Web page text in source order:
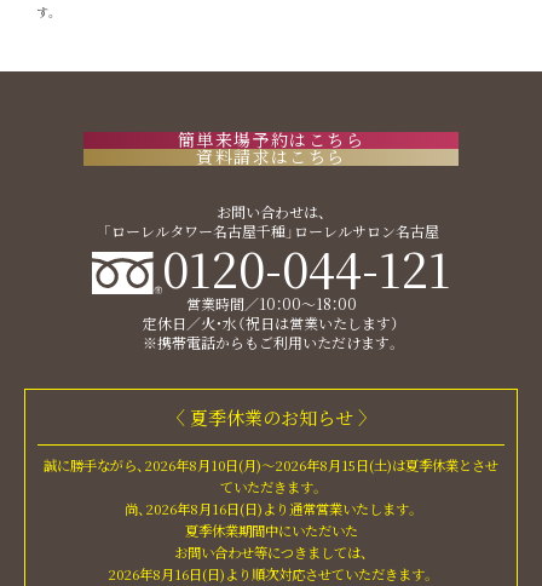
す。
簡単来場予約はこちら
資料請求はこちら
お問い合わせは、
「ローレルタワー名古屋千種」ローレルサロン名古屋
0120-044-121
営業時間／10：00〜18：00
定休日／火・水（祝日は営業いたします）
※携帯電話からもご利用いただけます。
〈 夏季休業のお知らせ 〉
誠に勝手ながら、2026年8月10日(月)～2026年8月15日(土)は夏季休業とさせ
ていただきます。
尚、2026年8月16日(日)より通常営業いたします。
夏季休業期間中にいただいた
お問い合わせ等につきましては、
2026年8月16日(日)より順次対応させていただきます。